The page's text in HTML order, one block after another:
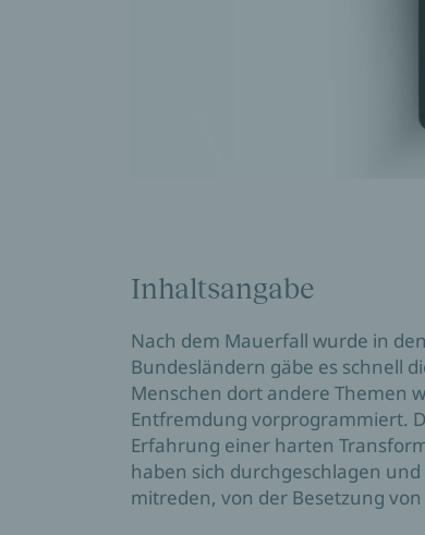
Inhaltsangabe
Nach dem Mauerfall wurde in
Bundesländern gäbe es schnell
Menschen dort andere Themen
Entfremdung vorprogrammiert.
Erfahrung einer harten
haben sich durchgeschlagen
mitreden, von der Besetzung